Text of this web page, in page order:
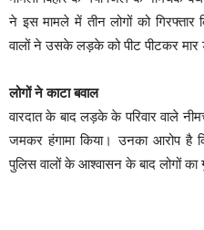
ने इस मामले में तीन लोगों को
वालों ने उसके लड़के को पीट पीटकर मार
लोगों ने काटा बवाल
वारदात के बाद लड़के के परिवार वाले
जमकर हंगामा किया। उनका आरोप है
पुलिस वालों के आश्वासन के बाद लोगों